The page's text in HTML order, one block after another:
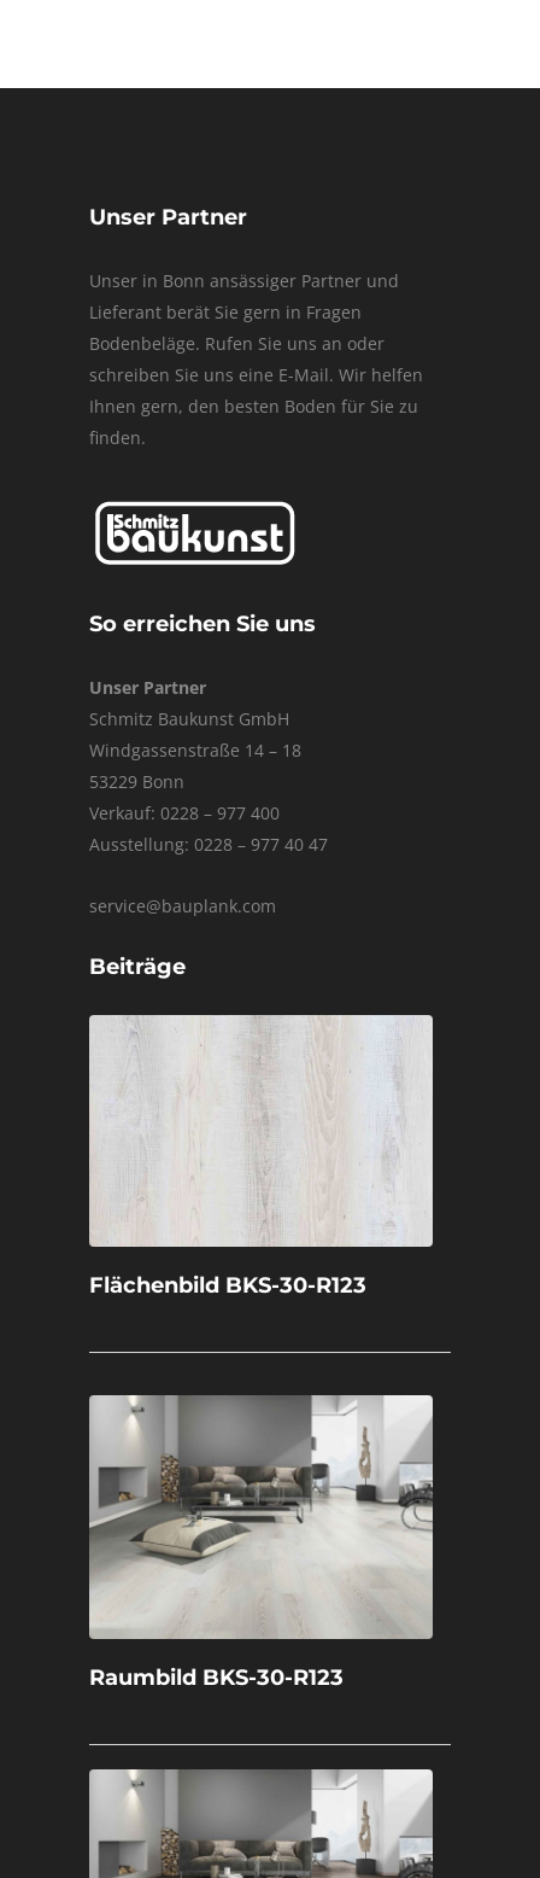
Unser Partner
Unser in Bonn ansässiger Partner und
Lieferant berät Sie gern in Fragen
Bodenbeläge. Rufen Sie uns an oder
schreiben Sie uns eine E-Mail. Wir helfen
Ihnen gern, den besten Boden für Sie zu
finden.
So erreichen Sie uns
Unser Partner
Schmitz Baukunst GmbH
Windgassenstraße 14 – 18
53229 Bonn
Verkauf: 0228 – 977 400
Ausstellung: 0228 – 977 40 47
service@bauplank.com
Beiträge
Flächenbild BKS-30-R123
Raumbild BKS-30-R123